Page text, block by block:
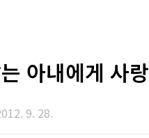
아내에게 사
9. 28.